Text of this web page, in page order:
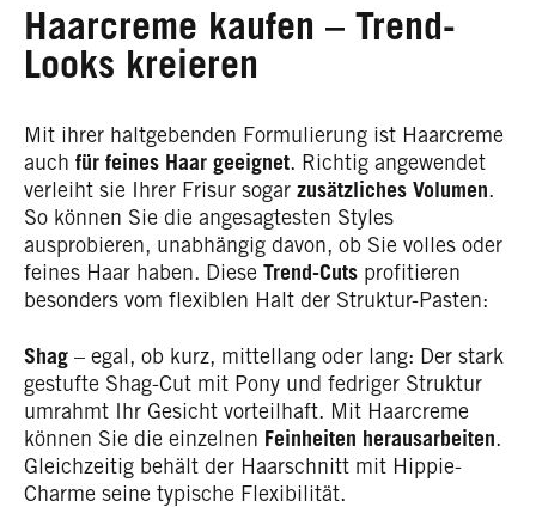
Haarcreme kaufen – Trend-
Looks kreieren
Mit ihrer haltgebenden Formulierung ist Haarcreme
auch für feines Haar geeignet. Richtig angewendet
verleiht sie Ihrer Frisur sogar zusätzliches Volumen.
So können Sie die angesagtesten Styles
ausprobieren, unabhängig davon, ob Sie volles oder
feines Haar haben. Diese Trend-Cuts profitieren
besonders vom flexiblen Halt der Struktur-Pasten:
Shag – egal, ob kurz, mittellang oder lang: Der stark
gestufte Shag-Cut mit Pony und fedriger Struktur
umrahmt Ihr Gesicht vorteilhaft. Mit Haarcreme
können Sie die einzelnen Feinheiten herausarbeiten.
Gleichzeitig behält der Haarschnitt mit Hippie-
Charme seine typische Flexibilität.